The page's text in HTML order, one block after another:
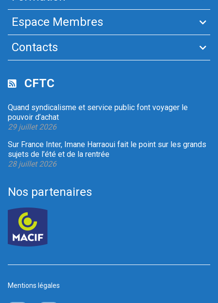
Espace Membres
Contacts
CFTC
Quand syndicalisme et service public font voyager le
pouvoir d’achat
29 juillet 2026
Sur France Inter, Imane Harraoui fait le point sur les grands
sujets de l’été et de la rentrée
28 juillet 2026
Nos partenaires
Mentions légales